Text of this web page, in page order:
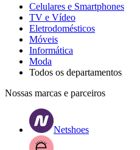
Celulares e Smartphones
TV e Vídeo
Eletrodomésticos
Móveis
Informática
Moda
Todos os departamentos
Nossas marcas e parceiros
Netshoes